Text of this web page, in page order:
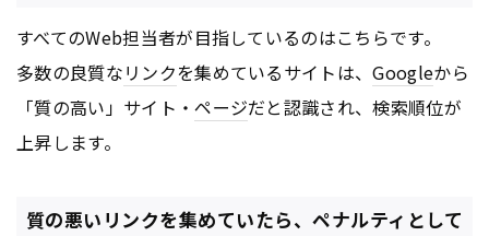
すべてのWeb担当者が目指しているのはこちらです。
多数の良質なリンクを集めているサイトは、Googleから
「質の高い」サイト・ページだと認識され、検索順位が
上昇します。
質の悪いリンクを集めていたら、ペナルティとして